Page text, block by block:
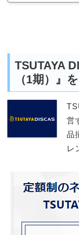
TSUTAYA
（1期）』
営
品
レ